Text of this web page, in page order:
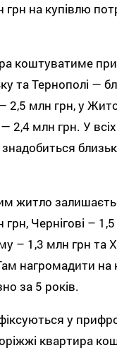
грн на купівлю
коштуватиме
та Тернополі —
2,5 млн грн, у
— 2,4 млн грн. У
житло
Чернігові –
– 1,3 млн грн та
нагромадити на
за 5 років.
у
квартира